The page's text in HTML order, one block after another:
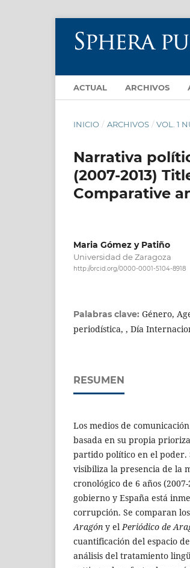
ACTUAL ARCHIVOS
INICIO / ARCHIVOS / VOL. 1
Narrativa
(2007-2013)
Comparative
Maria Gómez y Patiño
Universidad de Zaragoza
http://orcid.org/0000-0001-5104-8918
Palabras clave: Género,
periodística, , Día
RESUMEN
Los medios de
basada en su propia
partido político en el poder.
visibiliza la presencia de la
cronológico de 6 años
gobierno y España está
corrupción. Se comparan
Aragón y elPeriódico de
cuantificación del espacio
análisis del tratamiento